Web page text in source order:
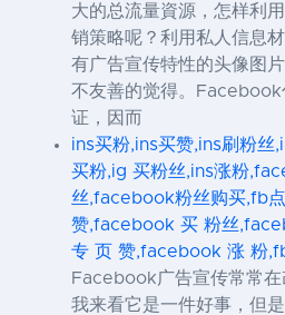
大的总流量資源，怎样利
销策略呢？利用私人信息
有广告宣传特性的头像图
不友善的觉得。Facebook
证，因而
ins买粉,ins买赞,ins刷粉丝
买粉,ig 买粉丝,ins涨粉
丝,facebook粉丝购买,fb
赞,facebook 买 粉丝
专 页 赞,facebook 涨 粉
Facebook广告宣传常常
我来看它是一件好事，但